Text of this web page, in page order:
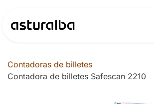
Contadoras de billetes
Contadora de billetes Safescan 2210